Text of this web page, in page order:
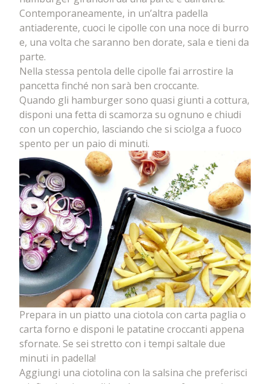
Contemporaneamente, in un’altra padella
antiaderente, cuoci le cipolle con una noce di burro
e, una volta che saranno ben dorate, sala e tieni da
parte.
Nella stessa pentola delle cipolle fai arrostire la
pancetta finché non sarà ben croccante.
Quando gli hamburger sono quasi giunti a cottura,
disponi una fetta di scamorza su ognuno e chiudi
con un coperchio, lasciando che si sciolga a fuoco
spento per un paio di minuti.
Prepara in un piatto una ciotola con carta paglia o
carta forno e disponi le patatine croccanti appena
sfornate. Se sei stretto con i tempi saltale due
minuti in padella!
Aggiungi una ciotolina con la salsina che preferisci